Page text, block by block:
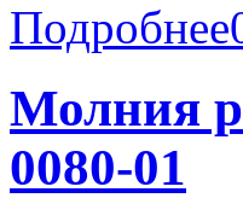
Подробнее
Молния
0080-01